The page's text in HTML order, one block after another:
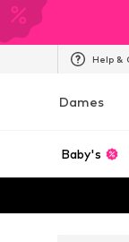
Help &
Dames
Baby's